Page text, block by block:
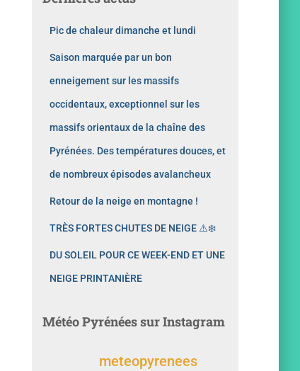
Pic de chaleur dimanche et lundi
Saison marquée par un bon
enneigement sur les massifs
occidentaux, exceptionnel sur les
massifs orientaux de la chaîne des
Pyrénées. Des températures douces, et
de nombreux épisodes avalancheux
Retour de la neige en montagne !
TRÈS FORTES CHUTES DE NEIGE ⚠️❄️
DU SOLEIL POUR CE WEEK-END ET UNE
NEIGE PRINTANIÈRE
Météo Pyrénées sur Instagram
meteopyrenees